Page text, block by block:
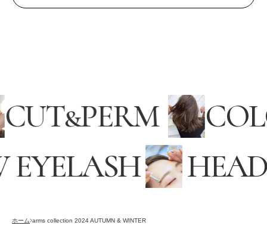
CUT&PERM
ホーム arms collection 2024 AUTUMN & WINTER
RECRUITING
オンラインストア